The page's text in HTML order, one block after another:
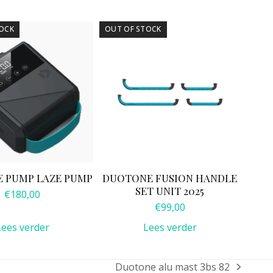
PUMP LAZE PUMP
€180,00
verder
OUT OF STOCK
DUOTONE FUSION HANDLE
SET UNIT 2025
€99,00
Lees verder
Duotone alu mast 3bs 82